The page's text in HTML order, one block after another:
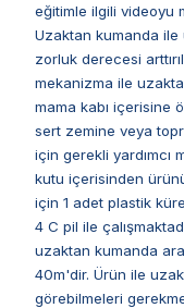
eğitimle ilgili videoyu
Uzaktan kumanda ile
zorluk derecesi
mekanizma ile
mama kabı içerisine
sert zemine veya
için gerekli yardımcı
kutu içerisinden
için 1 adet plastik
4 C pil ile
uzaktan kumanda
40m'dir. Ürün ile
görebilmeleri